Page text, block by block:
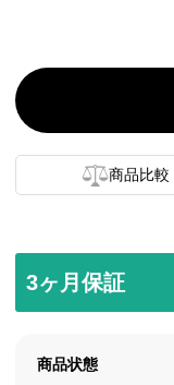
商品比較
3ヶ月保証
商品状態